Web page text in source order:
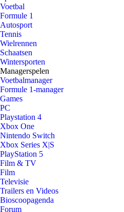
Voetbal
Formule 1
Autosport
Tennis
Wielrennen
Schaatsen
Wintersporten
Managerspelen
Voetbalmanager
Formule 1-manager
Games
PC
Playstation 4
Xbox One
Nintendo Switch
Xbox Series X|S
PlayStation 5
Film & TV
Film
Televisie
Trailers en Videos
Bioscoopagenda
Forum